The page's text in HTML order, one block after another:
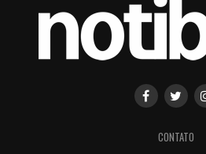
CONTATO